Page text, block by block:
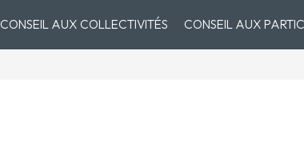
CONSEIL AUX COLLECTIVITÉS CONSEIL AUX